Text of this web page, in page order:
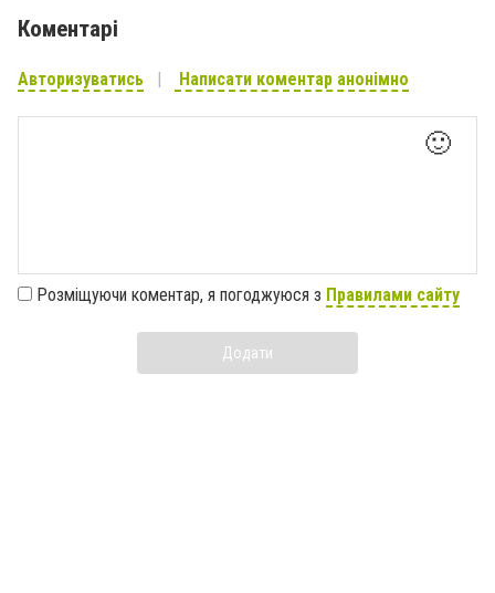
Коментарі
Авторизуватись Написати коментар анонімно
🙂
Розміщуючи коментар, я погоджуюся з Правилами сайту
Додати